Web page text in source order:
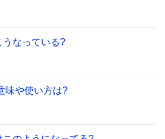
うなっている?
味や使い方は?